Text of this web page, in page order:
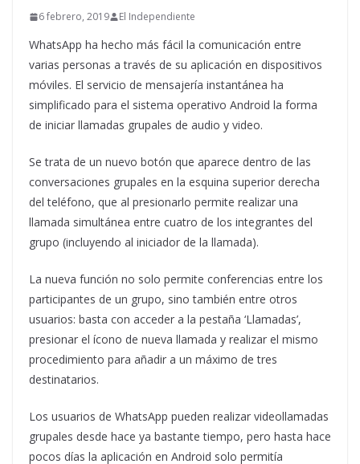
6 febrero, 2019 El Independiente
WhatsApp ha hecho más fácil la comunicación entre
varias personas a través de su aplicación en dispositivos
móviles. El servicio de mensajería instantánea ha
simplificado para el sistema operativo Android la forma
de iniciar llamadas grupales de audio y video.
Se trata de un nuevo botón que aparece dentro de las
conversaciones grupales en la esquina superior derecha
del teléfono, que al presionarlo permite realizar una
llamada simultánea entre cuatro de los integrantes del
grupo (incluyendo al iniciador de la llamada).
La nueva función no solo permite conferencias entre los
participantes de un grupo, sino también entre otros
usuarios: basta con acceder a la pestaña ‘Llamadas’,
presionar el ícono de nueva llamada y realizar el mismo
procedimiento para añadir a un máximo de tres
destinatarios.
Los usuarios de WhatsApp pueden realizar videollamadas
grupales desde hace ya bastante tiempo, pero hasta hace
pocos días la aplicación en Android solo permitía